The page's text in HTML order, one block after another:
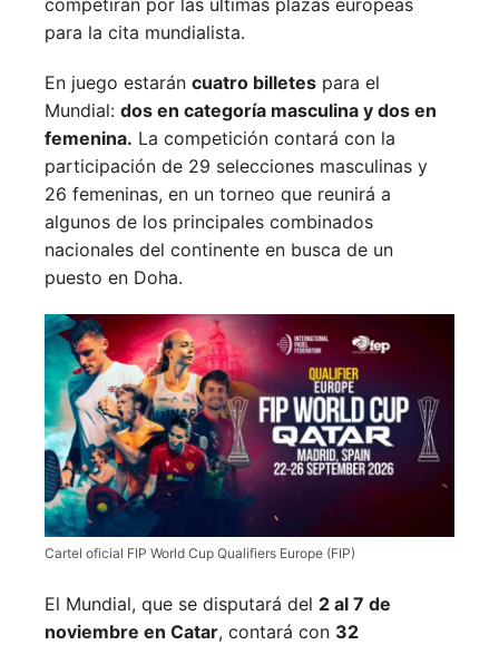
para la cita mundialista.
En juego estarán cuatro billetes para el
Mundial: dos en categoría masculina y dos en
femenina. La competición contará con la
participación de 29 selecciones masculinas y
26 femeninas, en un torneo que reunirá a
algunos de los principales combinados
nacionales del continente en busca de un
puesto en Doha.
Cartel oficial FIP World Cup Qualifiers Europe (FIP)
El Mundial, que se disputará del 2 al 7 de
noviembre en Catar, contará con 32